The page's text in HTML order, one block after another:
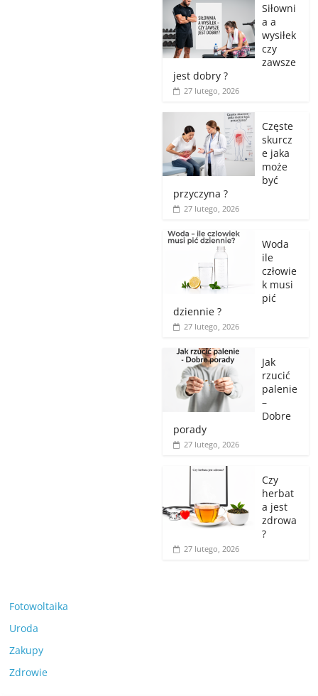
Siłowni
a a
wysiłek
czy
zawsze
jest dobry ?
27 lutego, 2026
Częste
skurcz
e jaka
może
być
przyczyna ?
27 lutego, 2026
Woda
ile
człowie
k musi
pić
dziennie ?
27 lutego, 2026
Jak
rzucić
palenie
–
Dobre
porady
27 lutego, 2026
Czy
herbat
a jest
zdrowa
?
27 lutego, 2026
Fotowoltaika
Uroda
Zakupy
Zdrowie